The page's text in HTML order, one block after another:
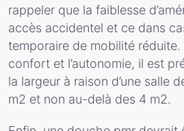
rappeler que la faiblesse
accès accidentel et ce dans
temporaire de mobilité réduite.
confort et l’autonomie, il est
la largeur à raison d’une salle
m2 et non au-delà des 4 m2.